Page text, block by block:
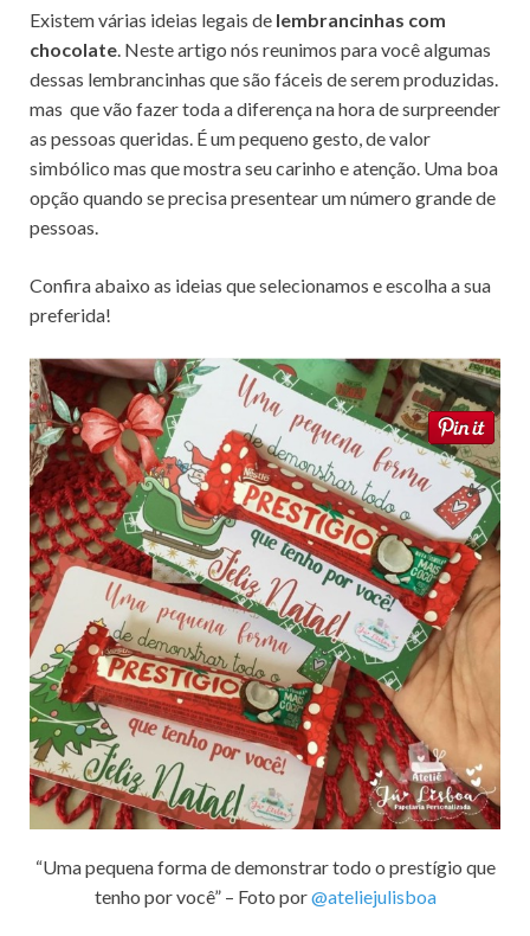
Existem várias ideias legais de lembrancinhas com
chocolate. Neste artigo nós reunimos para você algumas
dessas lembrancinhas que são fáceis de serem produzidas.
mas que vão fazer toda a diferença na hora de surpreender
as pessoas queridas. É um pequeno gesto, de valor
simbólico mas que mostra seu carinho e atenção. Uma boa
opção quando se precisa presentear um número grande de
pessoas.
Confira abaixo as ideias que selecionamos e escolha a sua
preferida!
“Uma pequena forma de demonstrar todo o prestígio que
tenho por você” – Foto por@ateliejulisboa